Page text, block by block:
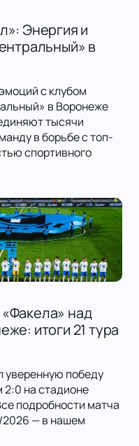
Энергия и
в
с клубом
в Воронеже
тысячи
в борьбе с топ-
спортивного
над
итоги 21 тура
уверенную победу
2:0 на стадионе
подробности матча
2026 — в нашем